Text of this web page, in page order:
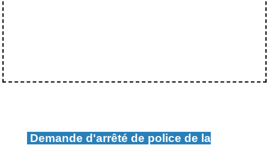
Demande d'arrêté de police de la